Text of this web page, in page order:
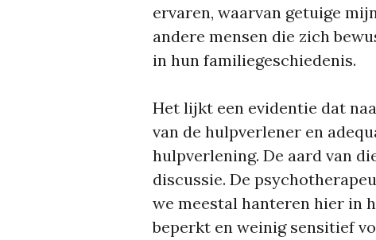
ervaren, waarvan getuige
andere mensen die zich
in hun familiegeschiedenis.
Het lijkt een evidentie dat
van de hulpverlener en
hulpverlening. De aard van
discussie. De
we meestal hanteren hier in
beperkt en weinig sensitief